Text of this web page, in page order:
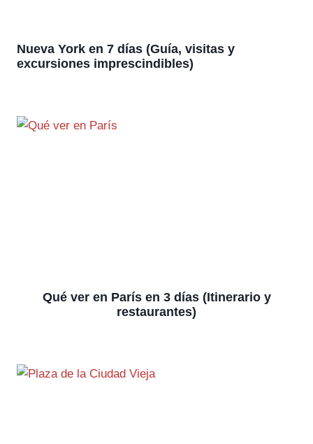
Nueva York en 7 días (Guía, visitas y
excursiones imprescindibles)
Qué ver en París en 3 días (Itinerario y
restaurantes)